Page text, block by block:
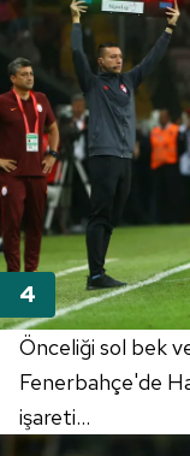
Önceliği sol bek
Fenerbahçe'de
işareti...